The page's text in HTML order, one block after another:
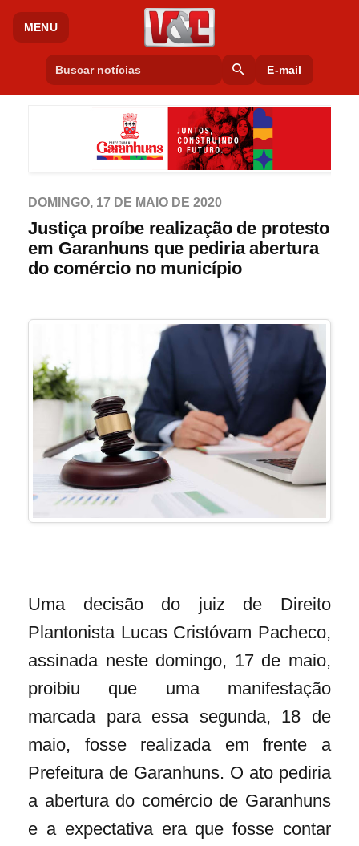
MENU
search E-mail
DOMINGO, 17 DE MAIO DE 2020
Justiça proíbe realização de protesto
em Garanhuns que pediria abertura
do comércio no município
Uma decisão do juiz de Direito
Plantonista Lucas Cristóvam Pacheco,
assinada neste domingo, 17 de maio,
proibiu que uma manifestação
marcada para essa segunda, 18 de
maio, fosse realizada em frente a
Prefeitura de Garanhuns. O ato pediria
a abertura do comércio de Garanhuns
e a expectativa era que fosse contar